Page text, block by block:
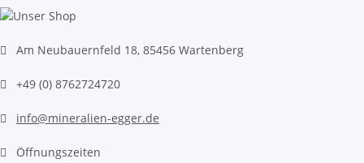
Am Neubauernfeld 18, 85456 Wartenberg
+49 (0) 8762724720
info@mineralien-egger.de
Öffnungszeiten